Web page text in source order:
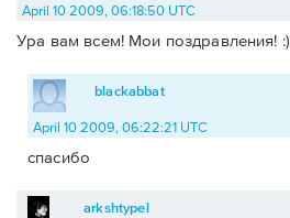
April 10 2009, 06:18:50 UTC
Ура вам всем! Мои поздравления! :)
blackabbat
April 10 2009, 06:22:21 UTC
спасибо
arkshtypel